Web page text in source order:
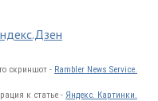
скриншот - Rambler News Service.
к статье - Яндекс. Картинки.